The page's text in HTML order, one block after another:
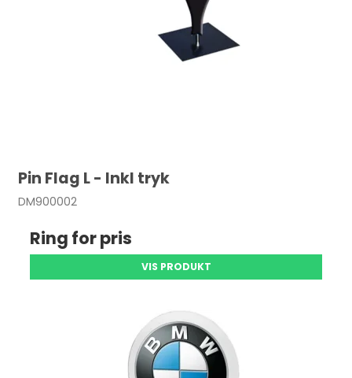
Pin Flag L - Inkl tryk
DM900002
Ring for pris
VIS PRODUKT